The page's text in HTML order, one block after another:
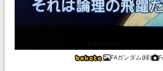
FAガンダム(緑)